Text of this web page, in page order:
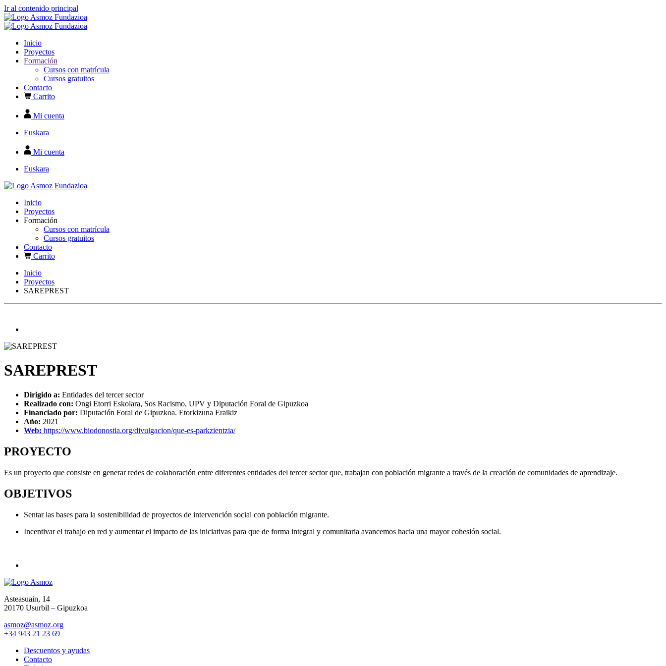
Ir al contenido principal
Inicio
Proyectos
Formación
Cursos con matrícula
Cursos gratuitos
Contacto
Carrito
Mi cuenta
Euskara
Mi cuenta
Euskara
Inicio
Proyectos
Formación
Cursos con matrícula
Cursos gratuitos
Contacto
Carrito
Inicio
Proyectos
SAREPREST
SAREPREST
Dirigido a: Entidades del tercer sector
Realizado con: Ongi Etorri Eskolara, Sos Racismo, UPV y Diputación Foral de Gipuzkoa
Financiado por: Diputación Foral de Gipuzkoa. Etorkizuna Eraikiz
Año: 2021
Web: https://www.biodonostia.org/divulgacion/que-es-parkzientzia/
PROYECTO
Es un proyecto que consiste en generar redes de colaboración entre diferentes entidades del tercer sector que, trabajan con población migrante a través de la creación de comunidades de aprendizaje.
OBJETIVOS
Sentar las bases para la sostenibilidad de proyectos de intervención social con población migrante.
Incentivar el trabajo en red y aumentar el impacto de las iniciativas para que de forma integral y comunitaria avancemos hacia una mayor cohesión social.
Asteasuain, 14
20170 Usurbil – Gipuzkoa
asmoz@asmoz.org
+34 943 21 23 69
Descuentos y ayudas
Contacto